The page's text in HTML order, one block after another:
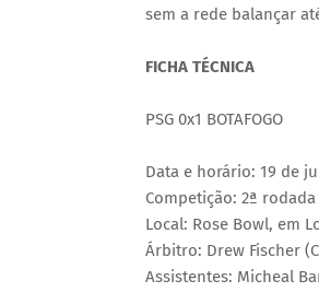
sem a rede balançar
FICHA TÉCNICA
PSG 0x1 BOTAFOGO
Data e horário: 19 de
Competição: 2ª
Local: Rose Bowl, em
Árbitro: Drew Fischer
Assistentes: Micheal